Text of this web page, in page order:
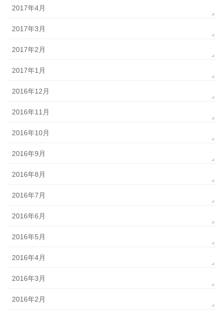
2017年4月
2017年3月
2017年2月
2017年1月
2016年12月
2016年11月
2016年10月
2016年9月
2016年8月
2016年7月
2016年6月
2016年5月
2016年4月
2016年3月
2016年2月